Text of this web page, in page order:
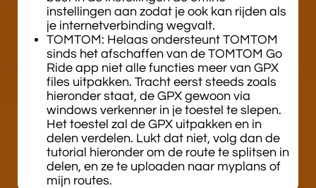
instellingen aan zodat je ook kan rijden als
je internetverbinding wegvalt.
TOMTOM: Helaas ondersteunt TOMTOM
sinds het afschaffen van de TOMTOM Go
Ride app niet alle functies meer van GPX
files uitpakken. Tracht eerst steeds zoals
hieronder staat, de GPX gewoon via
windows verkenner in je toestel te slepen.
Het toestel zal de GPX uitpakken en in
delen verdelen. Lukt dat niet, volg dan de
tutorial hieronder om de route te splitsen in
delen, en ze te uploaden naar myplans of
mijn routes.